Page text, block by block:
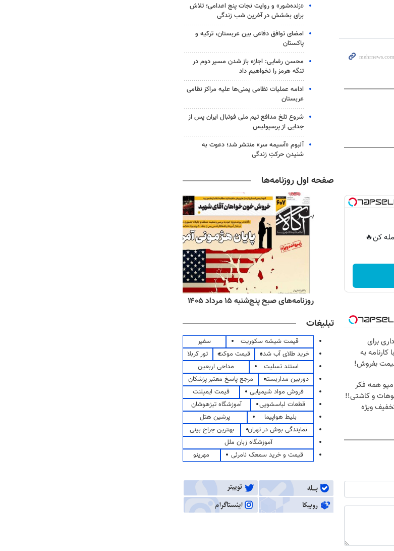
کن🔥
جک s5 داری برای
به
بفروش!
همه فکر
و کاشتی!!
ویژه
«زنده‌شور» و روایت نجات پنج اعدامی؛ تلاش
برای بخشش در آخرین شب زندگی
امضای توافق دفاعی بین عربستان، ترکیه و
پاکستان
محسن رضایی: اجازه باز شدن مسیر دوم در
تنگه هرمز را نخواهیم داد
ادامه عملیات نظامی یمنی‌ها علیه مراکز نظامی
عربستان
شروع تلخ مدافع تیم ملی فوتبال ایران پس از
جدایی از پرسپولیس
آلبوم «آسیمه سر» منتشر شد؛ دعوت به
شنیدن حرکتِ زندگی
صفحه اول روزنامه‌ها
روزنامه‌های صبح پنج‌شنبه ۱۵ مرداد ۱۴۰۵
تبلیغات
قیمت شیشه سکوریت
سفیر
خرید طلای آب شده
قیمت موکت
تور کربلا
استند تسلیت
مداحی اربعین
دوربین مداربسته
مرجع پاسخ معتبر پزشکان
فروش مواد شیمیایی
قیمت ایمپلنت
قطعات لباسشویی
آموزشگاه تیزهوشان
بلیط هواپیما
پرشین هتل
نمایندگی بوش در تهران
بهترین جراح بینی
آموزشگاه زبان ملل
قیمت و خرید سمعک نامرئی
مهرینو